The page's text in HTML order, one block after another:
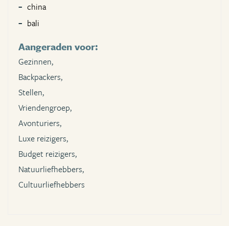
china
bali
Aangeraden voor:
Gezinnen,
Backpackers,
Stellen,
Vriendengroep,
Avonturiers,
Luxe reizigers,
Budget reizigers,
Natuurliefhebbers,
Cultuurliefhebbers